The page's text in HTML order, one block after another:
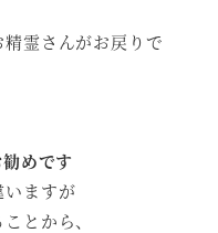
霊さんがお戻りで
めです
いますが
とから、